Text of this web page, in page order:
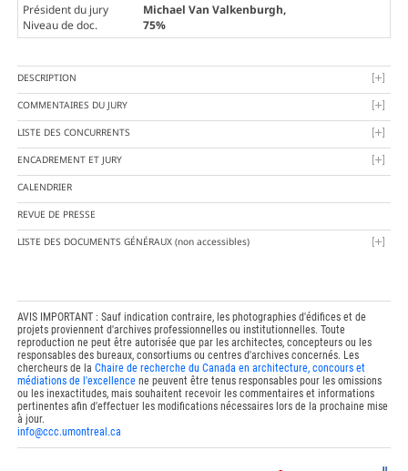
Président du jury
Michael Van Valkenburgh,
Niveau de doc.
75%
DESCRIPTION
COMMENTAIRES DU JURY
LISTE DES CONCURRENTS
ENCADREMENT ET JURY
CALENDRIER
REVUE DE PRESSE
LISTE DES DOCUMENTS GÉNÉRAUX (non accessibles)
AVIS IMPORTANT : Sauf indication contraire, les photographies d'édifices et de
projets proviennent d'archives professionnelles ou institutionnelles. Toute
reproduction ne peut être autorisée que par les architectes, concepteurs ou les
responsables des bureaux, consortiums ou centres d'archives concernés. Les
chercheurs de la Chaire de recherche du Canada en architecture, concours et
médiations de l'excellencene peuvent être tenus responsables pour les omissions
ou les inexactitudes, mais souhaitent recevoir les commentaires et informations
pertinentes afin d'effectuer les modifications nécessaires lors de la prochaine mise
à jour.
info@ccc.umontreal.ca